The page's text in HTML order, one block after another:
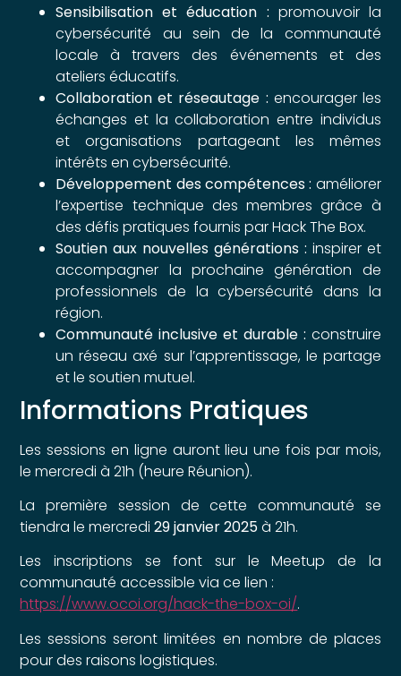
Sensibilisation et éducation : promouvoir la
cybersécurité au sein de la communauté
locale à travers des événements et des
ateliers éducatifs.
Collaboration et réseautage : encourager les
échanges et la collaboration entre individus
et organisations partageant les mêmes
intérêts en cybersécurité.
Développement des compétences : améliorer
l’expertise technique des membres grâce à
des défis pratiques fournis par Hack The Box.
Soutien aux nouvelles générations : inspirer et
accompagner la prochaine génération de
professionnels de la cybersécurité dans la
région.
Communauté inclusive et durable : construire
un réseau axé sur l’apprentissage, le partage
et le soutien mutuel.
Informations Pratiques
Les sessions en ligne auront lieu une fois par mois,
le mercredi à 21h (heure Réunion).
La première session de cette communauté se
tiendra le mercredi29 janvier 2025à 21h.
Les inscriptions se font sur le Meetup de la
communauté accessible via ce lien :
https://www.ocoi.org/hack-the-box-oi/.
Les sessions seront limitées en nombre de places
pour des raisons logistiques.